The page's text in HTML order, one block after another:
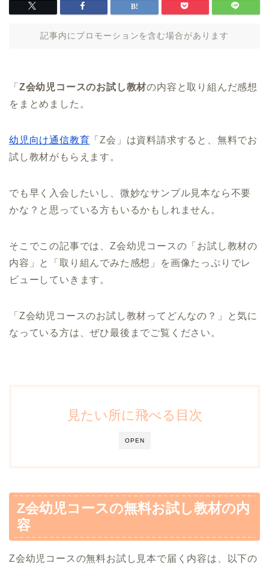
記事内にプロモーションを含む場合があります
「 Z会幼児コースのお試し教材の内容と取り組んだ感想
をまとめました。
幼児向け通信教育 「Z会」は資料請求すると、無料でお
試し教材がもらえます。
でも早く入会したいし、微妙なサンプル見本なら不要
かな？と思っている方もいるかもしれません。
そこでこの記事では、Z会幼児コースの「お試し教材の
内容」と「取り組んでみた感想」を画像たっぷりでレ
ビューしていきます。
「Z会幼児コースのお試し教材ってどんなの？」と気に
なっている方は、ぜひ最後までご覧ください。
OPEN
見たい所に飛べる目次
Z会幼児コースの無料お試し教材の内
容
Z会幼児コースの無料お試し見本で届く内容は、以下の